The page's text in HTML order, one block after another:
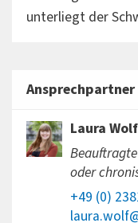
unterliegt der
Ansprechpartner
Laura Wolf
oder
+49 (0)